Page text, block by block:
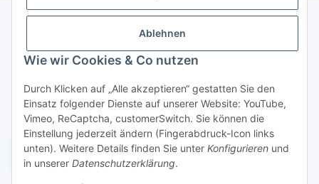
Ablehnen
Wie wir Cookies & Co nutzen
Durch Klicken auf „Alle akzeptieren“ gestatten Sie den
Einsatz folgender Dienste auf unserer Website: YouTube,
Vimeo, ReCaptcha, customerSwitch. Sie können die
Einstellung jederzeit ändern (Fingerabdruck-Icon links
unten). Weitere Details finden Sie unter Konfigurieren und
in unserer Datenschutzerklärung.
Informationen
Gesetzliche Informationen
Widerruf einreichen